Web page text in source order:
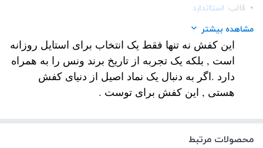
قالب: استاندارد
کاربرد: استفاده ی روزمره
نحوه بسته شدن:بندی
مشاهده بیشتر
این کفش نه تنها فقط یک انتخاب برای استایل روزانه
است , بلکه یک تجربه از تاریخ برند ونس را به همراه
دارد .اگر به دنبال یک نماد اصیل از دنیای کفش
هستی , این کفش برای توست .
محصولات مرتبط